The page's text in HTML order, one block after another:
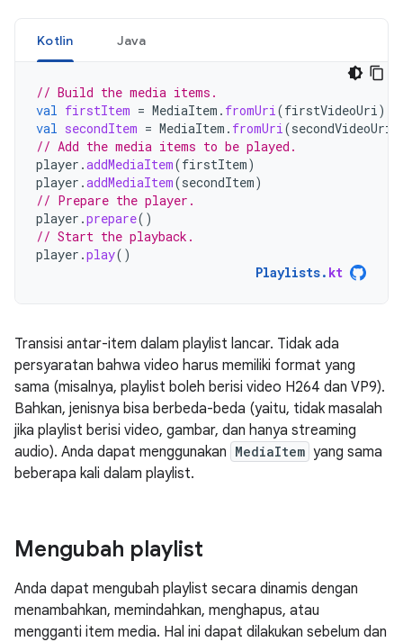
Kotlin Java
// Build the media items.
val firstItem = MediaItem . fromUri(firstVideoUri)
val secondItem = MediaItem . fromUri(secondVideoUri
// Add the media items to be played.
player .addMediaItem(firstItem)
player .addMediaItem(secondItem)
// Prepare the player.
player .prepare()
// Start the playback.
player .play()
Playlists. kt
Transisi antar-item dalam playlist lancar. Tidak ada
persyaratan bahwa video harus memiliki format yang
sama (misalnya, playlist boleh berisi video H264 dan VP9).
Bahkan, jenisnya bisa berbeda-beda (yaitu, tidak masalah
jika playlist berisi video, gambar, dan hanya streaming
audio). Anda dapat menggunakan MediaItem yang sama
beberapa kali dalam playlist.
Mengubah playlist
Anda dapat mengubah playlist secara dinamis dengan
menambahkan, memindahkan, menghapus, atau
mengganti item media. Hal ini dapat dilakukan sebelum dan